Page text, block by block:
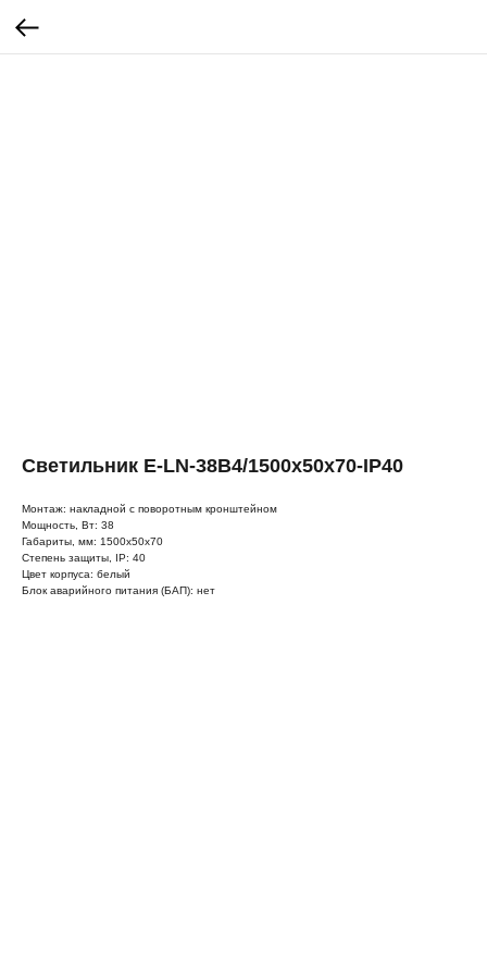
Светильник E-LN-38B4/1500х50х70-IP40
Монтаж: накладной с поворотным кронштейном
Мощность, Вт: 38
Габариты, мм: 1500х50х70
Степень защиты, IP: 40
Цвет корпуса: белый
Блок аварийного питания (БАП): нет